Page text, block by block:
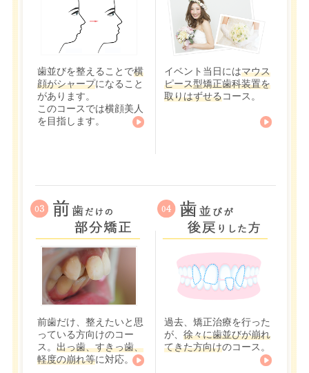
歯並びを整えることで横
顔がシャープになること
があります。
このコースでは横顔美人
を目指します。
イベント当日にはマウス
ピース型矯正歯科装置を
取りはずせるコース。
前歯だけ、整えたいと思
っている方向けのコー
ス。 出っ歯、すきっ歯、
軽度の崩れ等に対応。
過去、矯正治療を行った
が、徐々に歯並びが崩れ
てきた方向けのコース。